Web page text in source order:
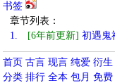
书签
章节列表：
1.
[6年前更新] 初遇
首页 古言 现言 纯爱 衍生
分类 排行 全本 包月 免费